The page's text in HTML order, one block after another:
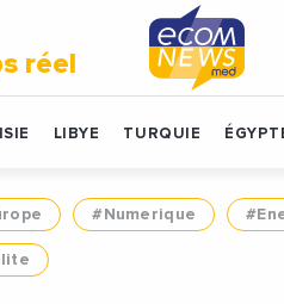
réel
LIBYE TURQUIE
#Numerique